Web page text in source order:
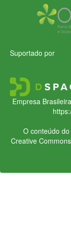
Suportado por
Empresa
O conteúdo
Creative Commons